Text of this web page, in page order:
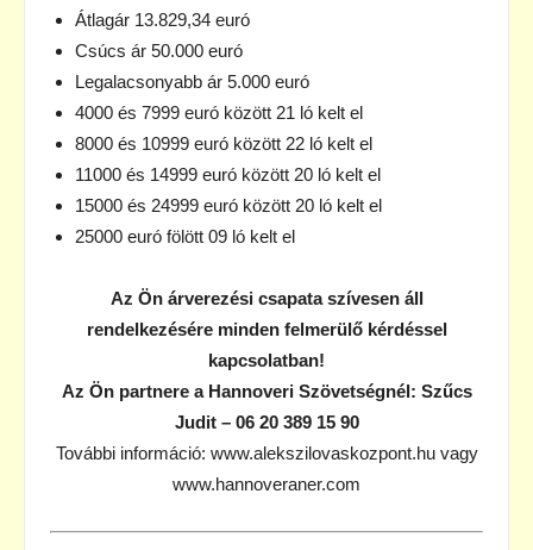
Átlagár 13.829,34 euró
Csúcs ár 50.000 euró
Legalacsonyabb ár 5.000 euró
4000 és 7999 euró között 21 ló kelt el
8000 és 10999 euró között 22 ló kelt el
11000 és 14999 euró között 20 ló kelt el
15000 és 24999 euró között 20 ló kelt el
25000 euró fölött 09 ló kelt el
Az Ön árverezési csapata szívesen áll
rendelkezésére minden felmerülő kérdéssel
kapcsolatban!
Az Ön partnere a Hannoveri Szövetségnél: Szűcs
Judit – 06 20 389 15 90
További információ: www.alekszilovaskozpont.huvagy
www.hannoveraner.com